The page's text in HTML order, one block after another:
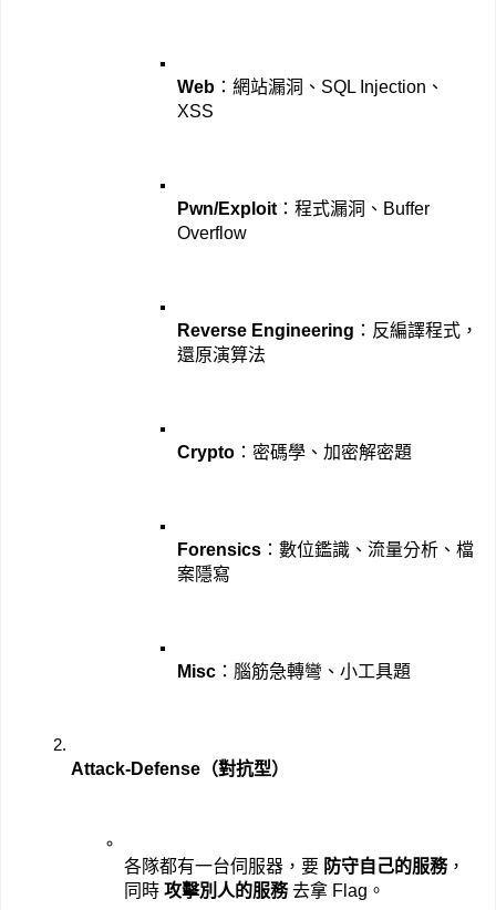
Web ：網站漏洞、SQL Injection、
XSS
Pwn/Exploit ：程式漏洞、Buffer
Overflow
Reverse Engineering ：反編譯程式，
還原演算法
Crypto ：密碼學、加密解密題
Forensics ：數位鑑識、流量分析、檔
案隱寫
Misc ：腦筋急轉彎、小工具題
Attack-Defense（對抗型）
各隊都有一台伺服器，要 防守自己的服務，
同時 攻擊別人的服務 去拿 Flag。